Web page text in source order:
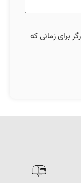
برای زمانی که